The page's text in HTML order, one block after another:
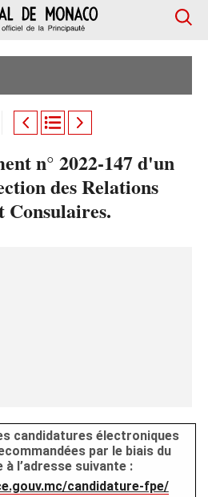
n° 2022-147 d'un
des Relations
Consulaires.
candidatures électroniques
par le biais du
à l’adresse suivante :
candidature-fpe/